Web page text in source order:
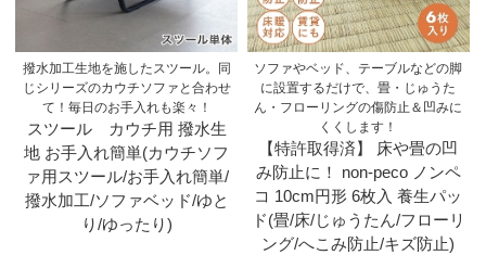
撥水加工生地を施したスツール。同
じシリーズのカウチソファと合わせ
て！毎日のお手入れも楽々！
スツール カウチ用 撥水生
地 お手入れ簡単(カウチソフ
ァ用スツール/お手入れ簡単/
撥水加工/ソファベッド/ゆと
り/ゆったり)
ソファやベッド、テーブルなどの脚
に設置するだけで、畳・じゅうた
ん・フローリングの傷防止＆凹みに
くくします！
【特許取得済】 床や畳の凹
み防止に！ non-peco ノンペ
コ 10cm円形 6枚入 養生パッ
ド(畳/床/じゅうたん/フローリ
ング/へこみ防止/キズ防止)